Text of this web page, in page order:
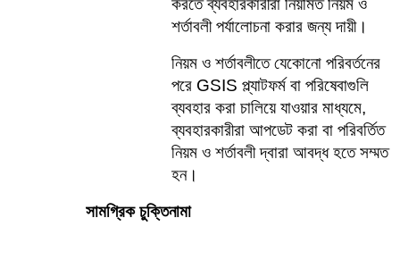
করতে ব্যবহারকারীরা নিয়মিত নিয়ম ও
শর্তাবলী পর্যালোচনা করার জন্য দায়ী।
নিয়ম ও শর্তাবলীতে যেকোনো পরিবর্তনের
পরে GSIS প্ল্যাটফর্ম বা পরিষেবাগুলি
ব্যবহার করা চালিয়ে যাওয়ার মাধ্যমে,
ব্যবহারকারীরা আপডেট করা বা পরিবর্তিত
নিয়ম ও শর্তাবলী দ্বারা আবদ্ধ হতে সম্মত
হন।
সামগ্রিক চুক্তিনামা